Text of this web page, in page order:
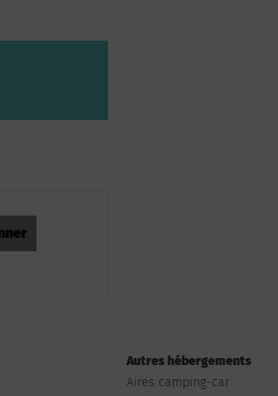
Autres hébergements
Aires camping-car